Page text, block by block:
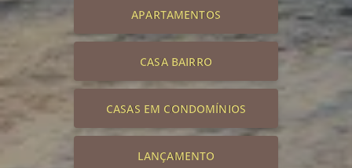
APARTAMENTOS
CASA BAIRRO
CASAS EM CONDOMÍNIOS
LANÇAMENTO